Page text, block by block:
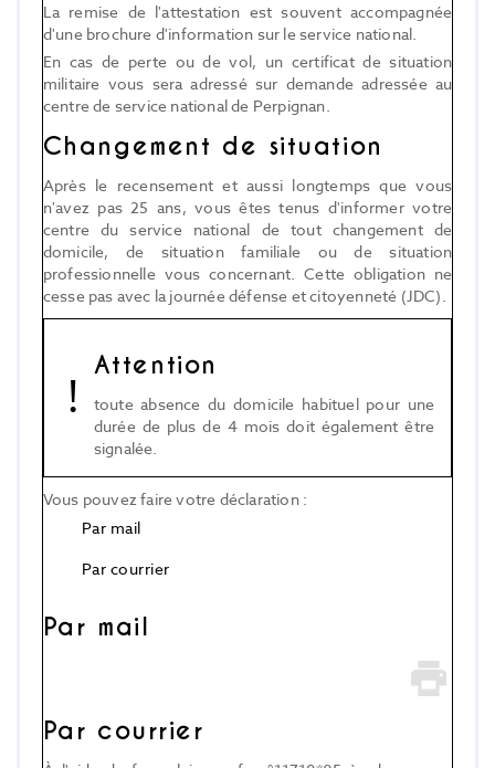
La remise de l'attestation est souvent accompagnée
d'une brochure d'information sur le service national.
En cas de perte ou de vol, un certificat de situation
militaire vous sera adressé sur demande adressée au
centre de service national de Perpignan.
Changement de situation
Après le recensement et aussi longtemps que vous
n'avez pas 25 ans, vous êtes tenus d'informer votre
centre du service national de tout changement de
domicile, de situation familiale ou de situation
professionnelle vous concernant. Cette obligation ne
cesse pas avec la journée défense et citoyenneté (JDC).
Attention
toute absence du domicile habituel pour une
durée de plus de 4 mois doit également être
signalée.
Vous pouvez faire votre déclaration :
Par mail
Par courrier
Par mail
Par courrier